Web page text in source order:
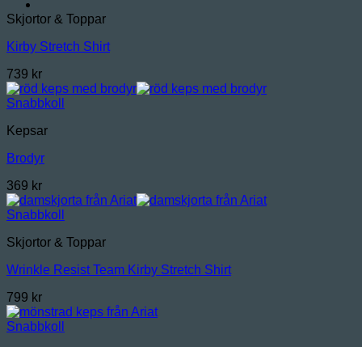
Skjortor & Toppar
Kirby Stretch Shirt
739 kr
Snabbkoll
Kepsar
Brodyr
369 kr
Snabbkoll
Skjortor & Toppar
Wrinkle Resist Team Kirby Stretch Shirt
799 kr
Snabbkoll